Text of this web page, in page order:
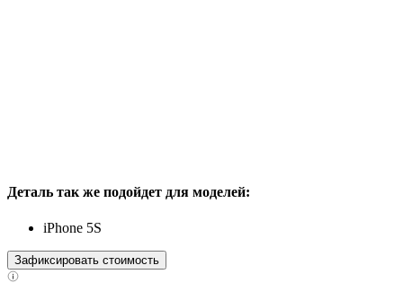
Деталь так же подойдет для моделей:
iPhone 5S
Зафиксировать стоимость